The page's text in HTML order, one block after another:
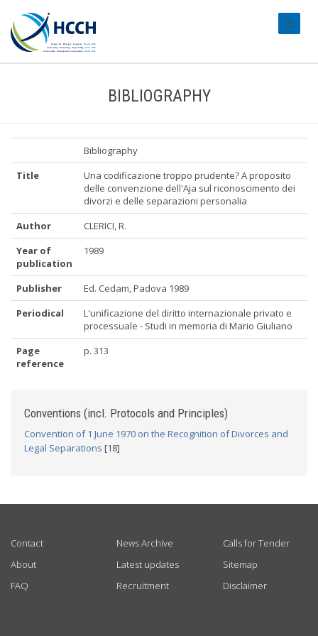
BIBLIOGRAPHY
Bibliography
Title
Una codificazione troppo prudente? A proposito
delle convenzione dell'Aja sul riconoscimento dei
divorzi e delle separazioni personalia
Author
CLERICI, R.
Year of
publication
1989
Publisher
Ed. Cedam, Padova 1989
Periodical
L'unificazione del diritto internazionale privato e
processuale - Studi in memoria di Mario Giuliano
Page
reference
p. 313
Conventions (incl. Protocols and Principles)
Convention of 1 June 1970 on the Recognition of Divorces and
Legal Separations [18]
Contact
About
FAQ
News Archive
Latest updates
Recruitment
Calls for Tender
Sitemap
Disclaimer